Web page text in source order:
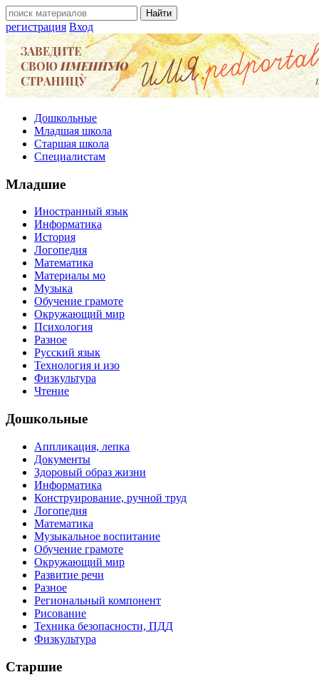
регистрация Вход
Дошкольные
Младшая школа
Старшая школа
Специалистам
Младшие
Иностранный язык
Информатика
История
Логопедия
Математика
Материалы мо
Музыка
Обучение грамоте
Окружающий мир
Психология
Разное
Русский язык
Технология и изо
Физкультура
Чтение
Дошкольные
Аппликация, лепка
Документы
Здоровый образ жизни
Информатика
Конструирование, ручной труд
Логопедия
Математика
Музыкальное воспитание
Обучение грамоте
Окружающий мир
Развитие речи
Разное
Региональный компонент
Рисование
Техника безопасности, ПДД
Физкультура
Старшие